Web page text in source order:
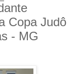
Copa Judô
- MG